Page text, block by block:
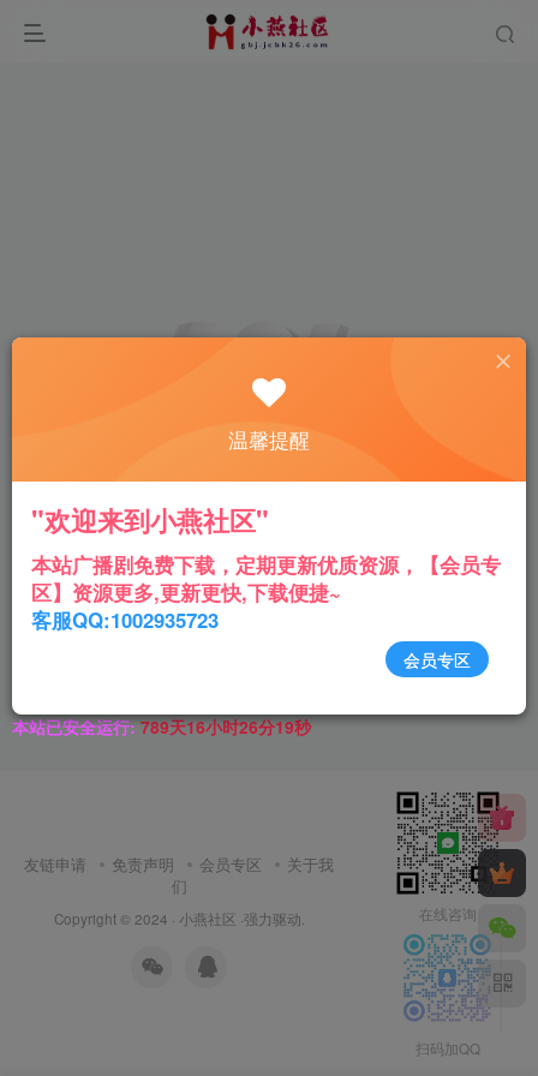
环境异常！请重新获取下载链接
友链申请 免责声明 会员专区
关于我
们
Copyright © 2024 · 小燕社区 ·强力驱动. 在线咨询
扫码加QQ
温馨提醒
"欢迎来到小燕社区"
本站广播剧免费下载，定期更新优质资源，【会员专
区】资源更多,更新更快,下载便捷~
客服QQ:1002935723
会员专区
本站已安全运行: 789天16小时26分19秒